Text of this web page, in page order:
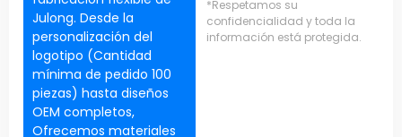
*Respetamos su
confidencialidad y toda la
información está protegida.
Julong. Desde la
personalización del
logotipo (Cantidad
mínima de pedido 100
piezas) hasta diseños
OEM completos,
Ofrecemos materiales